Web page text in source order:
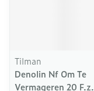
Tilman
Denolin Nf Om Te
Vermageren 20 F.z.